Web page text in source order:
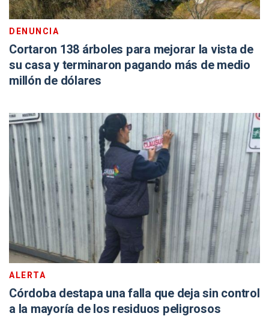
DENUNCIA
Cortaron 138 árboles para mejorar la vista de
su casa y terminaron pagando más de medio
millón de dólares
ALERTA
Córdoba destapa una falla que deja sin control
a la mayoría de los residuos peligrosos